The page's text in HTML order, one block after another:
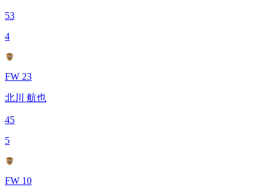
53
4
FW 23
北川 航也
45
5
FW 10